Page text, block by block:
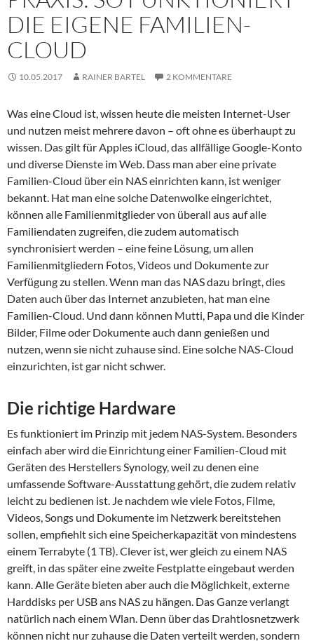
DIE EIGENE FAMILIEN-
CLOUD
10.05.2017 RAINER BARTEL 2 KOMMENTARE
Was eine Cloud ist, wissen heute die meisten Internet-User
und nutzen meist mehrere davon – oft ohne es überhaupt zu
wissen. Das gilt für Apples iCloud, das allfällige Google-Konto
und diverse Dienste im Web. Dass man aber eine private
Familien-Cloud über ein NAS einrichten kann, ist weniger
bekannt. Hat man eine solche Datenwolke eingerichtet,
können alle Familienmitglieder von überall aus auf alle
Familiendaten zugreifen, die zudem automatisch
synchronisiert werden – eine feine Lösung, um allen
Familienmitgliedern Fotos, Videos und Dokumente zur
Verfügung zu stellen. Wenn man das NAS dazu bringt, dies
Daten auch über das Internet anzubieten, hat man eine
Familien-Cloud. Und dann können Mutti, Papa und die Kinder
Bilder, Filme oder Dokumente auch dann genießen und
nutzen, wenn sie nicht zuhause sind. Eine solche NAS-Cloud
einzurichten, ist gar nicht schwer.
Die richtige Hardware
Es funktioniert im Prinzip mit jedem NAS-System. Besonders
einfach aber wird die Einrichtung einer Familien-Cloud mit
Geräten des Herstellers Synology, weil zu denen eine
umfassende Software-Ausstattung gehört, die zudem relativ
leicht zu bedienen ist. Je nachdem wie viele Fotos, Filme,
Videos, Songs und Dokumente im Netzwerk bereitstehen
sollen, empfiehlt sich eine Speicherkapazität von mindestens
einem Terrabyte (1 TB). Clever ist, wer gleich zu einem NAS
greift, in das später eine zweite Festplatte eingebaut werden
kann. Alle Geräte bieten aber auch die Möglichkeit, externe
Harddisks per USB ans NAS zu hängen. Das Ganze verlangt
natürlich nach einem Wlan. Denn über das Drahtlosnetzwerk
können nicht nur zuhause die Daten verteilt werden, sondern